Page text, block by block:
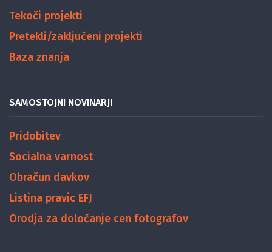
Tekoči projekti
Pretekli/zaključeni projekti
Baza znanja
SAMOSTOJNI NOVINARJI
Pridobitev
Socialna varnost
Obračun davkov
Listina pravic EFJ
Orodja za določanje cen fotografov